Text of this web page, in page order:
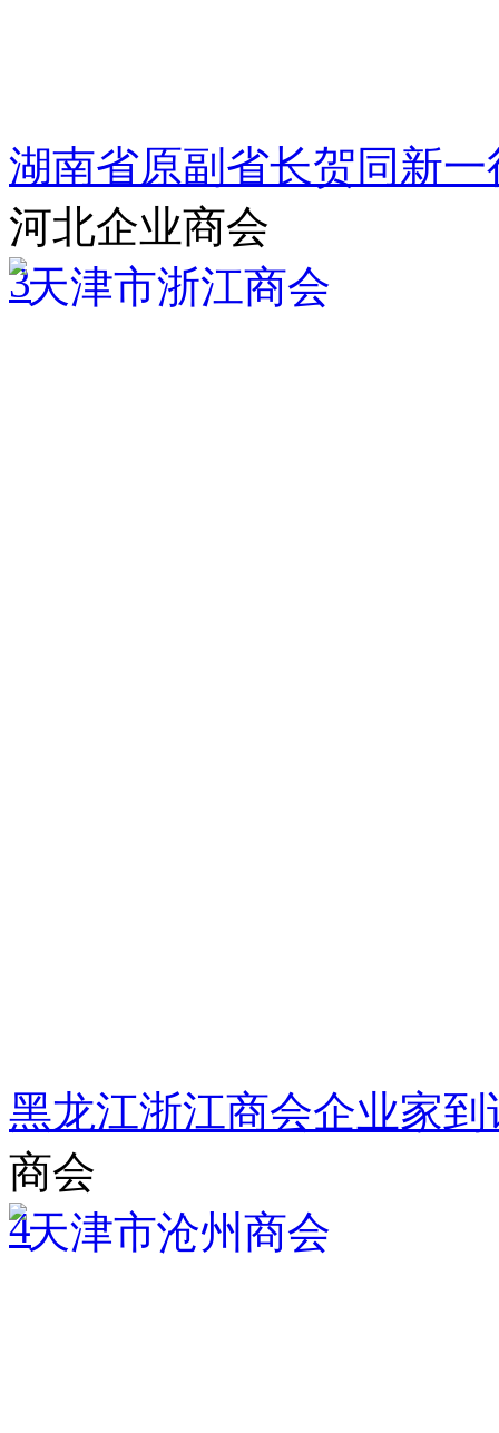
湖南省原副省长贺同新
河北企业商会
3
黑龙江浙江商会企业家
商会
4